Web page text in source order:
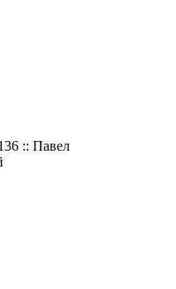
:: Павел